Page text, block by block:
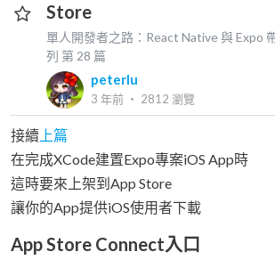
Store
單人開發者之路：React Native 與 Expo
列 第28 篇
peterlu
3 年前 ‧ 2812 瀏覽
接續 上篇
在完成XCode建置Expo專案iOS App時
這時要來上架到App Store
讓你的App提供iOS使用者下載
App Store Connect入口